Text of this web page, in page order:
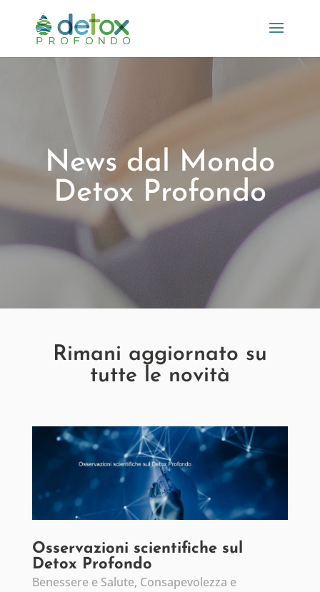
News dal Mondo
Detox Profondo
Rimani aggiornato su
tutte le novità
Osservazioni scientifiche sul
Detox Profondo
Benessere e Salute, Consapevolezza e